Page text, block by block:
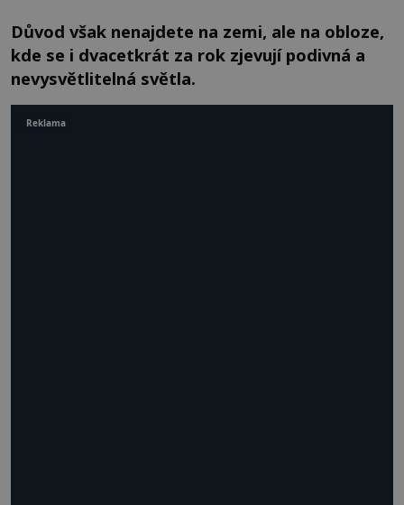
Důvod však nenajdete na zemi, ale na obloze,
kde se i dvacetkrát za rok zjevují podivná a
nevysvětlitelná světla.
Reklama